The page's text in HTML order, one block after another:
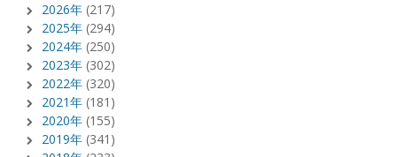
2026年 (217)
2025年 (294)
2024年 (250)
2023年 (302)
2022年 (320)
2021年 (181)
2020年 (155)
2019年 (341)